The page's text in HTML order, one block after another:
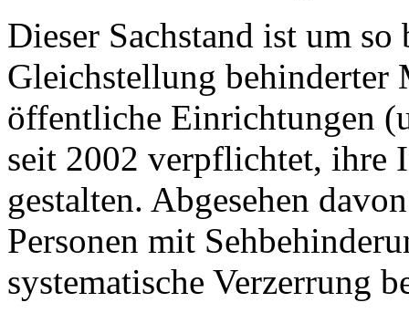
Dieser Sachstand ist um so
Gleichstellung behinderter
öffentliche Einrichtungen
seit 2002 verpflichtet, ihre
gestalten. Abgesehen
Personen mit
systematische Verzerrung